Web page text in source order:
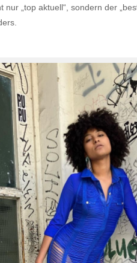
nur „top aktuell“, sondern der